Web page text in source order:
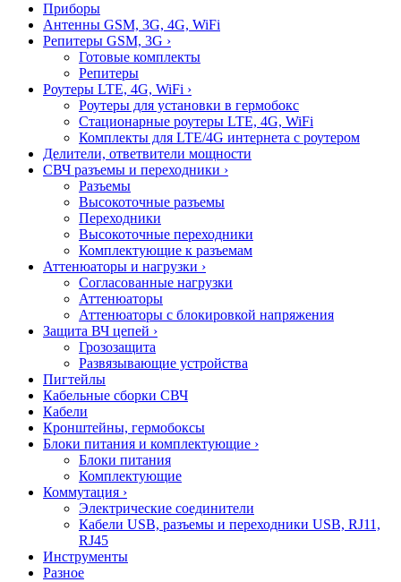
Приборы
Антенны GSM, 3G, 4G, WiFi
Репитеры GSM, 3G ›
Готовые комплекты
Репитеры
Роутеры LTE, 4G, WiFi ›
Роутеры для установки в гермобокс
Стационарные роутеры LTE, 4G, WiFi
Комплекты для LTE/4G интернета с роутером
Делители, ответвители мощности
СВЧ разъемы и переходники ›
Разъемы
Высокоточные разъемы
Переходники
Высокоточные переходники
Комплектующие к разъемам
Аттенюаторы и нагрузки ›
Согласованные нагрузки
Аттенюаторы
Аттенюаторы с блокировкой напряжения
Защита ВЧ цепей ›
Грозозащита
Развязывающие устройства
Пигтейлы
Кабельные сборки СВЧ
Кабели
Кронштейны, гермобоксы
Блоки питания и комплектующие ›
Блоки питания
Комплектующие
Коммутация ›
Электрические соединители
Кабели USB, разъемы и переходники USB, RJ11,
RJ45
Инструменты
Разное